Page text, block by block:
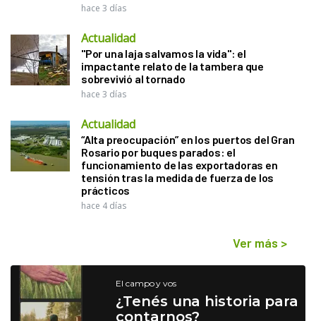
hace 3 días
Actualidad
"Por una laja salvamos la vida": el
impactante relato de la tambera que
sobrevivió al tornado
hace 3 días
Actualidad
“Alta preocupación” en los puertos del Gran
Rosario por buques parados: el
funcionamiento de las exportadoras en
tensión tras la medida de fuerza de los
prácticos
hace 4 días
Ver más >
El campo y vos
¿Tenés una historia para
contarnos?